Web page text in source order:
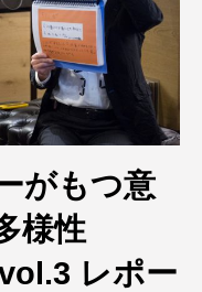
がもつ意
様性
レポー